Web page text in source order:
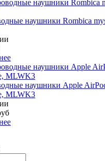
наушники Rombica
наушники Apple
MLWK3